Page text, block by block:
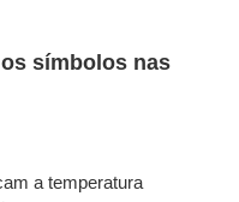
símbolos nas
a temperatura